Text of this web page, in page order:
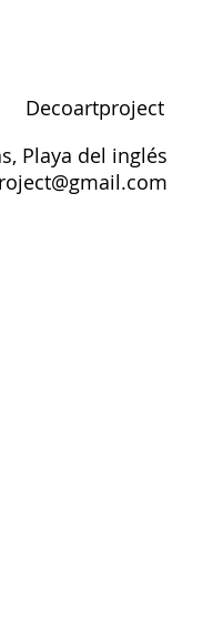
Decoartproject
Playa del inglés